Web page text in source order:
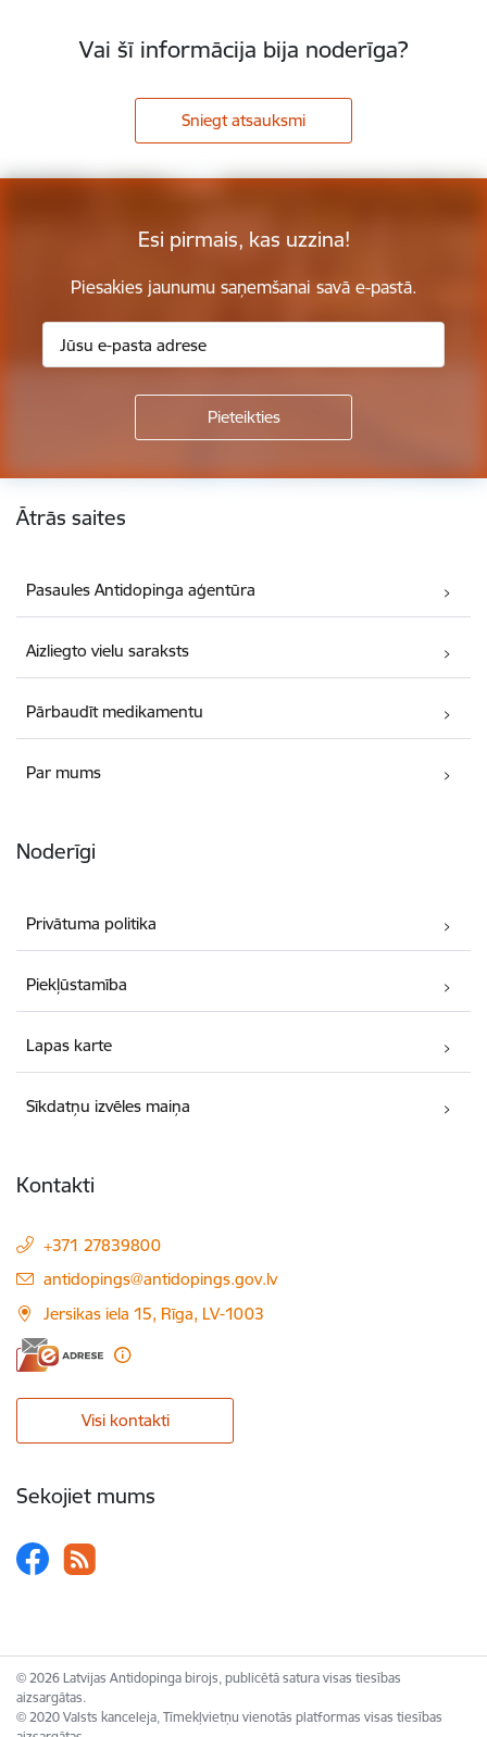
Vai šī informācija bija noderīga?
Sniegt atsauksmi
Esi pirmais, kas uzzina!
Piesakies jaunumu saņemšanai savā e-pastā.
Ātrās saites
Pasaules Antidopinga aģentūra
Aizliegto vielu saraksts
Pārbaudīt medikamentu
Par mums
Noderīgi
Privātuma politika
Piekļūstamība
Lapas karte
Sīkdatņu izvēles maiņa
Kontakti
+371 27839800
E-pasts:
antidopings@antidopings.gov.lv
Jersikas iela 15, Rīga, LV-1003
Visi kontakti
Sekojiet mums
© 2026 Latvijas Antidopinga birojs, publicētā satura visas tiesības
aizsargātas.
© 2020 Valsts kanceleja, Tīmekļvietņu vienotās platformas visas tiesības